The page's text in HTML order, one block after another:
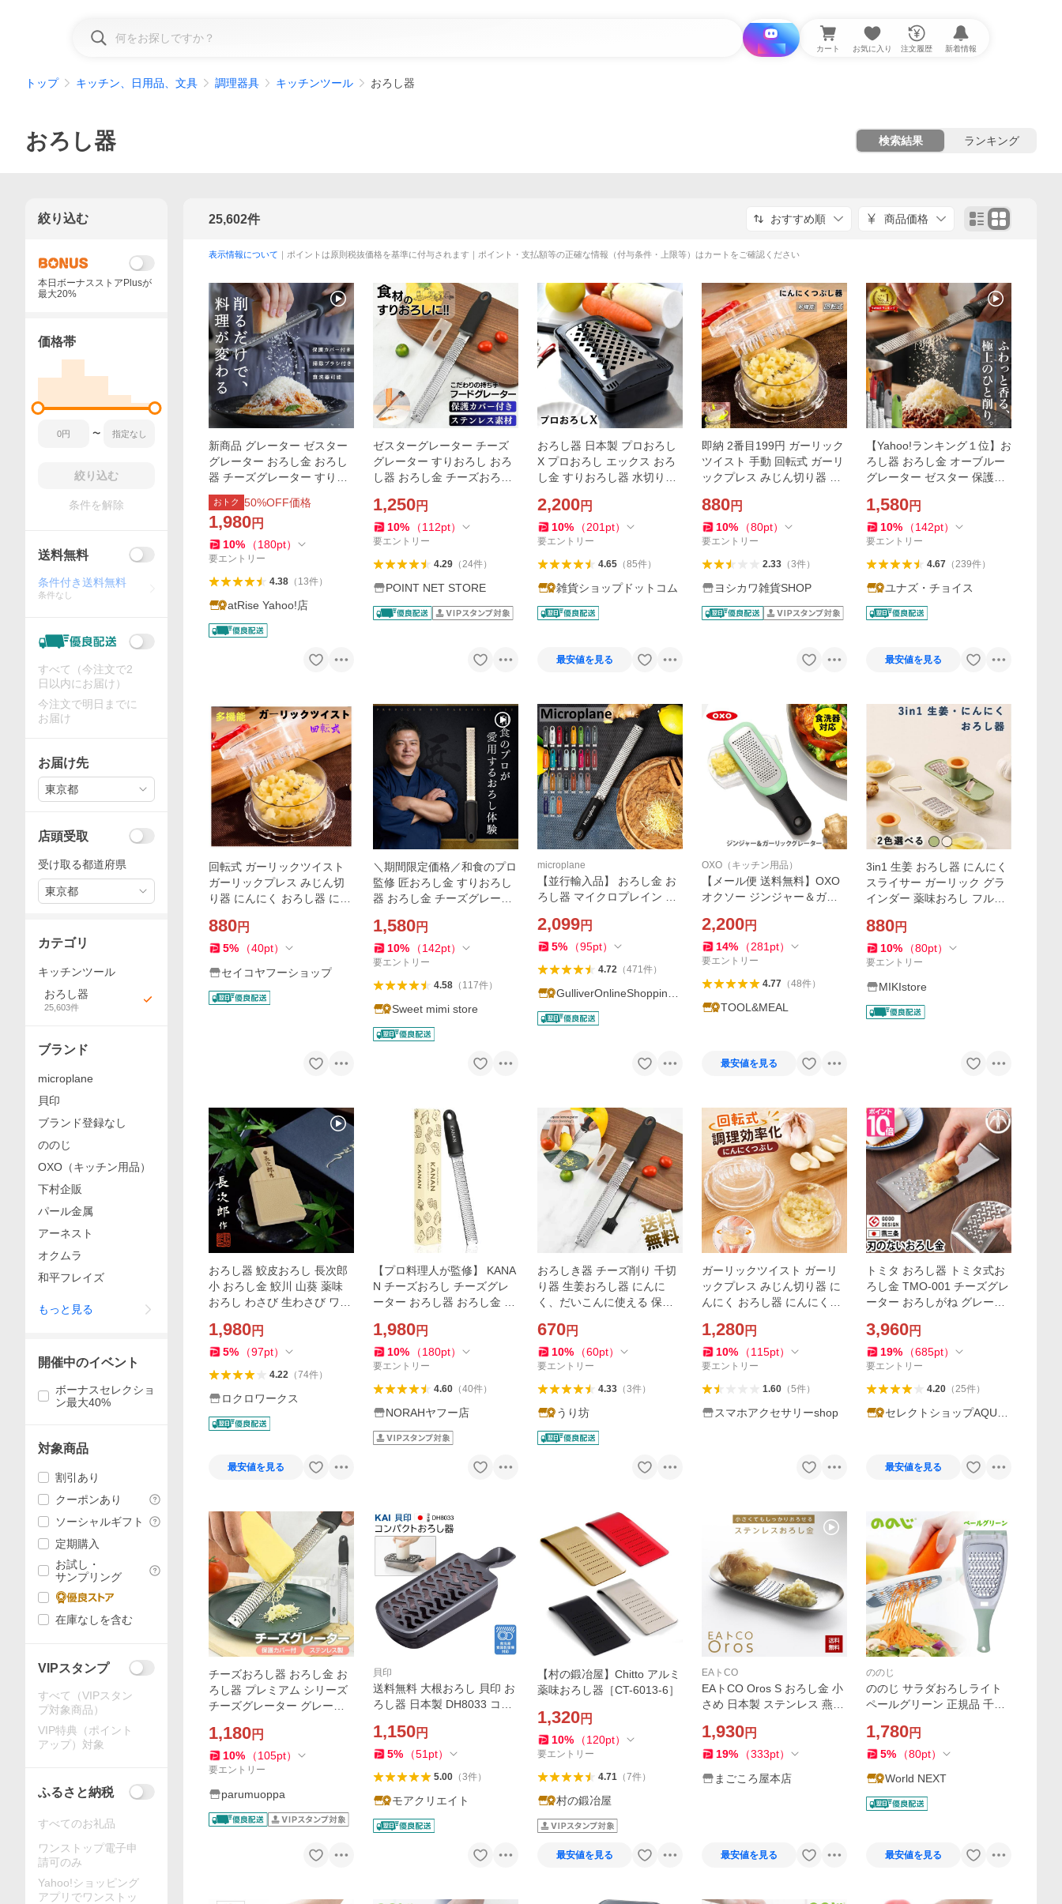
i と探す カート お気に入り 注文履歴 新着情報
トップ キッチン、日用品、文具 調理器具 キッチンツール おろし器
おろし器 検索結果 ランキング
25,602件 おすすめ順 商品価格
表示情報について ｜ポイントは原則税抜価格を基準に付与されます｜ポイント・支払額等の正確な情報（付与条件・上限等）はカートをご確認ください
新商品 グレーター ゼスター
グレーター おろし金 おろし
器 チーズグレーター すりお
ろし すりおろし器 保護カバ
ー付き 軽量 プロ 食洗機対応
おトク 50%OFF価格
1,980円
10% （180pt）
要エントリー
4.38（ 13件）
atRise Yahoo!店
ゼスターグレーター チーズ
グレーター すりおろし おろ
し器 おろし金 チーズおろし
ドグレーター
1,250円
10% （112pt）
要エントリー
4.29（24件）
POINT NET STORE
おろし器 日本製 プロおろし
X プロおろし エックス おろ
し金 すりおろし器 水切り付
調理器具 グレーダー 滑り止
め
2,200円
10% （201 pt）
要エントリー
4.65（85件）
雑貨ショップドットコム
最安値を見る
即納 2番目199円 ガーリック
ツイスト 手動 回転式 ガーリ
ックプレス みじん切り器 に
ぶし ナッツ スパイス 介護職
食洗機対応 手軽
880円
10% （80pt）
要エントリー
2.33（3件）
ヨシカワ雑貨SHOP
【Yahoo!ランキング１位】お
ろし器 おろし金 オーブルー
グレーター ゼスター 保護カ
質保証
1,580円
10% （142pt）
要エントリー
4.67（239件）
ユナズ・チョイス
最安値を見る
回転式 ガーリックツイスト
ガーリックプレス みじん切
り器 にんにく おろし器 にん
スパイス ハーブ ごま 食洗機
対応 使いやすい
880円
5% （40pt）
セイコヤフーショップ
＼期間限定価格／和食のプロ
監修 匠おろし金 すりおろし
器 おろし金 チーズグレータ
チーズおろし 滑り止め キッ
チン用品 爆買
1,580円
10% （142pt）
要エントリー
4.58（ 117件）
Sweet mimi store
microplane
【並行輸入品】 おろし金 お
ろし器 マイクロプレイン Mic
ゼスター グレーター チーズ
グレーター グレーター すり
2,099円
5% （95pt）
4.72（471件）
GulliverOnlineShopping
Yahoo!店
OXO（キッチン用品）
【メール便 送料無料】OXO
オクソー ジンジャー＆ガー
おろし金 おろし器 おろしが
ね ステンレス おろしにんに
く おろし生姜[M便 1/1]
2,200円
14% （281 pt）
要エントリー
4.77（48件）
TOOL&MEAL
最安値を見る
3in1 生姜 おろし器 にんにく
スライサー ガーリック グラ
インダー 薬味おろし フルー
ニクつぶし器 ポータブル ジ
ンジャーグ
880円
10% （80pt）
要エントリー
MIKIstore
おろし器 鮫皮おろし 長次郎
小 おろし金 鮫川 山葵 薬味
おろし わさび 生わさび ワサ
務用 日本製 贈り物 職人御用
達
1,980円
5% （97pt）
4.22（74件）
ロクロワークス
最安値を見る
【プロ料理人が監修】 KANA
N チーズおろし チーズグレ
ーター おろし器 おろし金 大
ズ削り パルメザンチーズ し
ょうが
1,980円
10% （180pt）
要エントリー
4.60（40件）
NORAHヤフー店
おろしき器 チーズ削り 千切
り器 生姜おろし器 にんに
く、だいこんに使える 保護
670円
10% （60pt）
要エントリー
4.33（3件）
うり坊
ガーリックツイスト ガーリ
ックプレス みじん切り器 に
んにく おろし器 にんにくつ
ス ハーブ ごま 離乳食 介護職
幼児食 食洗機対応
1,280円
10% （115pt）
要エントリー
1.60（5件）
スマホアクセサリーshop
トミタ おろし器 トミタ式お
ろし金 TMO-001 チーズグレ
ーター おろしがね グレータ
レス 長芋 日本製 にんにく メ
ール便配送
3,960円
19% （685pt）
要エントリー
4.20（25件）
セレクトショップAQU
最安値を見る
チーズおろし器 おろし金 お
ろし器 プレミアム シリーズ
チーズグレーター グレータ
チーズおろし器 チーズおろ
し チーズ削り 大根
1,180円
10% （105pt）
要エントリー
parumuoppa
貝印
送料無料 大根おろし 貝印 お
ろし器 日本製 DH8033 コン
斜めプレート 使いやすい 大
根おろし器 調理器具 7M◇
1,150円
5% （51 pt）
5.00（3件）
モアクリエイト
【村の鍛冶屋】Chitto アルミ
薬味おろし器［CT-6013-6］
1,320円
10% （120pt）
要エントリー
4.71（7件）
村の鍛冶屋
最安値を見る
EAトCO
EAトCO Oros S おろし金 小
さめ 日本製 ステンレス 燕三
ろし キッチンツール イイト
コ オロス AS0040
1,930円
19% （333pt）
まごころ屋本店
最安値を見る
ののじ
ののじ サラダおろしライト
ペールグリーン 正規品 千切
タイプ LDS-21PG-TN
1,780円
5% （80pt）
World NEXT
最安値を見る
絞り込む
本日ボーナスストアPlusが
最大20%
価格帯
〜
絞り込む
条件を解除
送料無料
条件付き送料無料
条件なし
すべて（今注文で2
日以内にお届け）
今注文で明日までに
お届け
お届け先
東京都
店頭受取
受け取る都道府県
東京都
カテゴリ
キッチンツール
おろし器
25,603件
ブランド
microplane
貝印
ブランド登録なし
ののじ
OXO（キッチン用品）
下村企販
パール金属
アーネスト
オクムラ
和平フレイズ
もっと見る
開催中のイベント
ボーナスセレクショ
ン最大40%
対象商品
割引あり
クーポンあり
ソーシャルギフト
定期購入
お試し・
サンプリング
在庫なしを含む
VIPスタンプ
すべて（VIPスタン
プ対象商品）
VIP特典（ポイント
アップ）対象
ふるさと納税
すべてのお礼品
ワンストップ電子申
請可のみ
Yahoo!ショッピング
アプリでワンストッ